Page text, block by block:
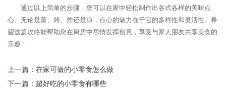
通过以上简单的步骤，您可以在家中轻松制作出各式各样的美味点
心。无论是蒸、烤、炸还是凉，点心的魅力在于它的多样性和灵活性。希
望这篇攻略能帮助您在厨房中尽情发挥创意，享受与家人朋友共享美食的
乐趣！
上一篇： 在家可做的小零食怎么做
下一篇： 超好吃的小零食有哪些